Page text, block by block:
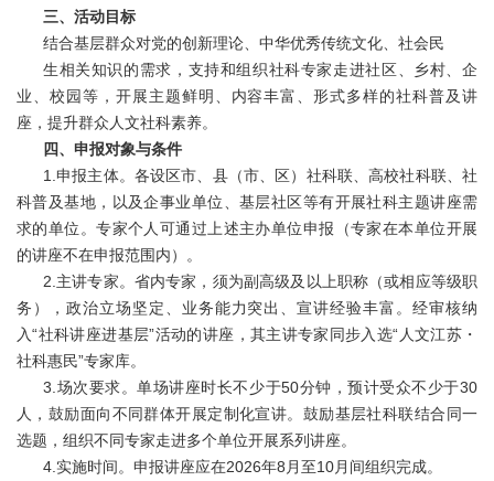
三、活动目标
结合基层群众对党的创新理论、中华优秀传统文化、社会民
生相关知识的需求，支持和组织社科专家走进社区、乡村、企
业、校园等，开展主题鲜明、内容丰富、形式多样的社科普及讲
座，提升群众人文社科素养。
四、申报对象与条件
1.申报主体。各设区市、县（市、区）社科联、高校社科联、社
科普及基地，以及企事业单位、基层社区等有开展社科主题讲座需
求的单位。专家个人可通过上述主办单位申报（专家在本单位开展
的讲座不在申报范围内）。
2.主讲专家。省内专家，须为副高级及以上职称（或相应等级职
务），政治立场坚定、业务能力突出、宣讲经验丰富。经审核纳
入“社科讲座进基层”活动的讲座，其主讲专家同步入选“人文江苏・
社科惠民”专家库。
3.场次要求。单场讲座时长不少于50分钟，预计受众不少于30
人，鼓励面向不同群体开展定制化宣讲。鼓励基层社科联结合同一
选题，组织不同专家走进多个单位开展系列讲座。
4.实施时间。申报讲座应在2026年8月至10月间组织完成。